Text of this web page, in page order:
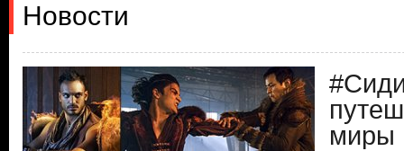
Новости
миры